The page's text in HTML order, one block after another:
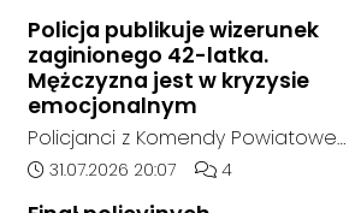
nam się ustalić, funkcjonariusze
poszukują mężczyzny, który może
posiadać niebezpieczne
narzędzie, nieoficjalnie broń i
stanowić zagrożenie dla osób
postronnych.
Policja publikuje wizerunek
zaginionego 42-latka.
Mężczyzna jest w kryzysie
emocjonalnym
Policjanci z Komendy Powiatowej
Policji w Kędzierzynie-Koźlu
Data dodania artykułu:
31.07.2026 20:07 Liczba komentarzy
4